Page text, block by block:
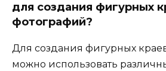
для создания фигурных
фотографий?
Для создания фигурных
можно использовать